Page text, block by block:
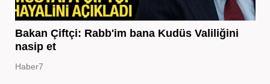
Bakan Çiftçi: Rabb'im bana Kudüs Valiliğini
nasip et
Haber7